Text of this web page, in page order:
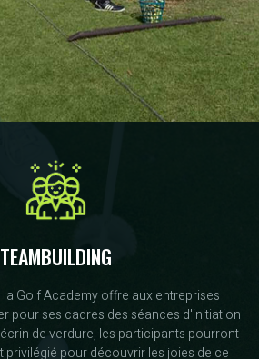
TEAMBUILDING
la Golf Academy offre aux entreprises
pour ses cadres des séances d'initiation
de verdure, les participants pourront
pour découvrir les joies de ce